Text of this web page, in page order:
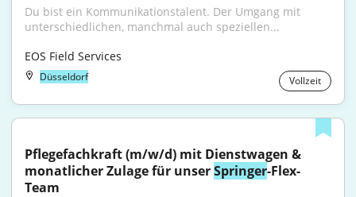
Du bist ein Kommunikationstalent. Der Umgang mit
unterschiedlichen, manchmal auch speziellen...
EOS Field Services
Düsseldorf Vollzeit
Pflegefachkraft (m/w/d) mit Dienstwagen &
monatlicher Zulage für unser Springer-Flex-
Team